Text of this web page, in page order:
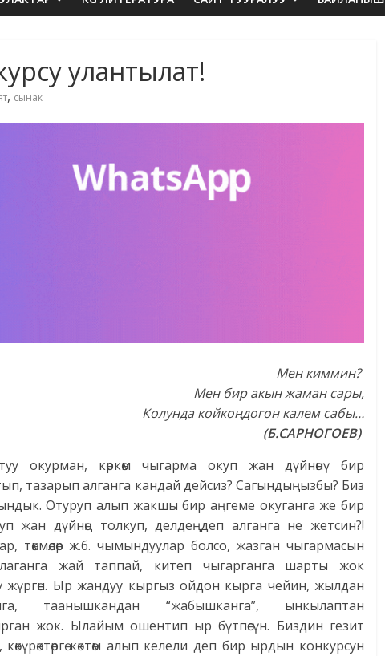
улантылат!
, сынак
Мен киммин?
Мен бир акын жаман сары,
Колунда койкоңдогон калем сабы…
(Б.САРНОГОЕВ)
окурман, көркөм чыгарма окуп жан дүйнөнү бир
тазарып алганга кандай дейсиз? Сагындыңызбы? Биз
Отуруп алып жакшы бир аңгеме окуганга же бир
жан дүйнөң толкуп, делдеңдеп алганга не жетсин?!
төкмөлөр ж.б. чымындуулар болсо, жазган чыгармасын
жай таппай, китеп чыгарганга шарты жок
жүргөн. Ыр жандуу кыргыз ойдон кырга чейин, жылдан
таанышкандан “жабышканга”, ынкылаптан
жок. Ылайым ошентип ыр бүтпөсүн. Биздин гезит
көктөм алып келели деп бир ырдын конкурсун